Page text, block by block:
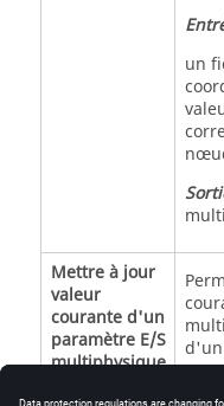
un
Mettre à jour
valeur
courante d'un
paramètre E/S
multiphysique